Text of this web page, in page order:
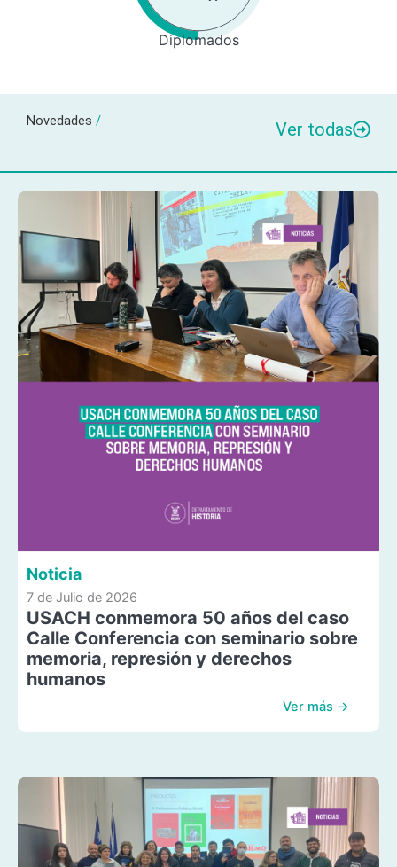
Diplomados
Novedades / Ver todas
Noticia
7 de Julio de 2026
USACH conmemora 50 años del caso
Calle Conferencia con seminario sobre
memoria, represión y derechos
humanos
Ver más →